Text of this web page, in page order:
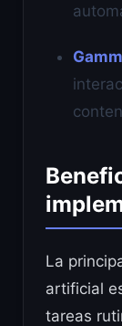
La
artificial
tareas